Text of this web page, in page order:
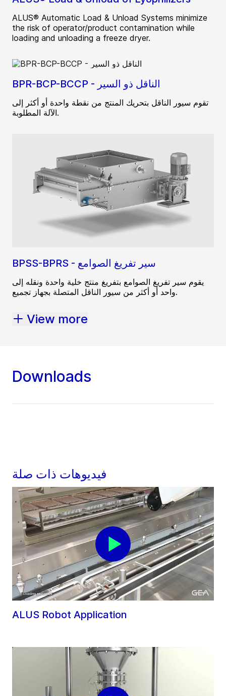
ALUS® Automatic Load & Unload Systems minimize
the risk of operator/product contamination while
loading and unloading a freeze dryer.
BPR-BCP-BCCP - الناقل ذو السير
تقوم سيور الناقل بتحريك المنتج من نقطة واحدة أو أكثر إلى
الآلة المطلوبة.
BPSS-BPRS - سير تفريغ الصوامع
يقوم سير تفريغ الصوامع بتفريغ منتج خلية واحدة ونقله إلى
واحد أو أكثر من سيور الناقل المتصلة بجهاز تجميع.
View more
Downloads
فيديوهات ذات صلة
ALUS Robot Application